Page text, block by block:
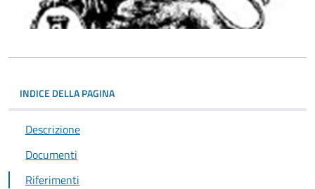
INDICE DELLA PAGINA
Descrizione
Documenti
Riferimenti